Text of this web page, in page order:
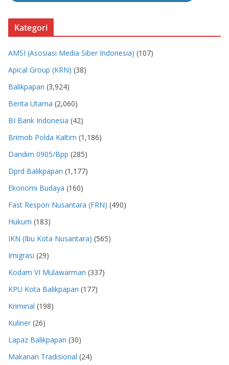
Kategori
AMSI (Asosiasi Media Siber Indonesia) (107)
Apical Group (KRN) (38)
Balikpapan (3,924)
Berita Utama (2,060)
BI Bank Indonesia (42)
Brimob Polda Kaltim (1,186)
Dandim 0905/Bpp (285)
Dprd Balikpapan (1,177)
Ekonomi Budaya (160)
Fast Respon Nusantara (FRN) (490)
Hukum (183)
IKN (Ibu Kota Nusantara) (565)
Imigrasi (29)
Kodam VI Mulawarman (337)
KPU Kota Balikpapan (177)
Kriminal (198)
Kuliner (26)
Lapaz Balikpapan (30)
Makanan Tradisional (24)